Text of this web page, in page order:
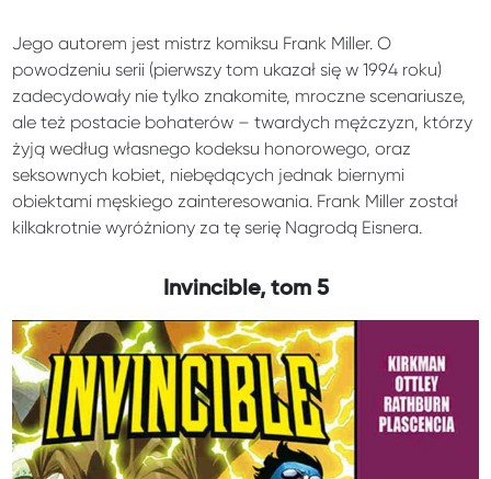
Jego autorem jest mistrz komiksu Frank Miller. O
powodzeniu serii (pierwszy tom ukazał się w 1994 roku)
zadecydowały nie tylko znakomite, mroczne scenariusze,
ale też postacie bohaterów – twardych mężczyzn, którzy
żyją według własnego kodeksu honorowego, oraz
seksownych kobiet, niebędących jednak biernymi
obiektami męskiego zainteresowania. Frank Miller został
kilkakrotnie wyróżniony za tę serię Nagrodą Eisnera.
Invincible, tom 5